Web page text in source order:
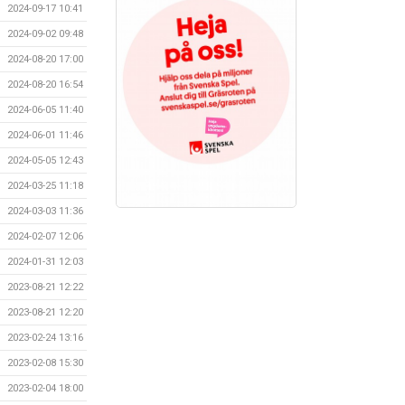
2024-09-17 10:41
2024-09-02 09:48
2024-08-20 17:00
2024-08-20 16:54
2024-06-05 11:40
2024-06-01 11:46
2024-05-05 12:43
2024-03-25 11:18
2024-03-03 11:36
2024-02-07 12:06
2024-01-31 12:03
2023-08-21 12:22
2023-08-21 12:20
2023-02-24 13:16
2023-02-08 15:30
2023-02-04 18:00